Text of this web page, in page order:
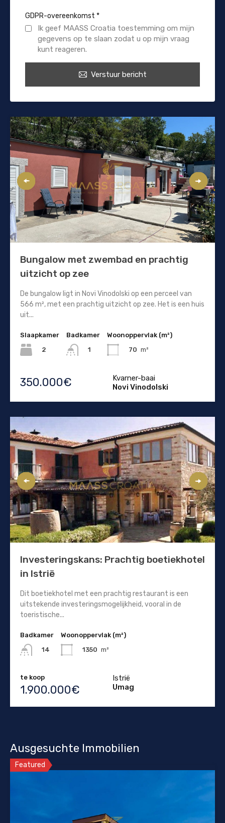
GDPR-overeenkomst *
Ik geef MAASS Croatia toestemming om mijn
gegevens op te slaan zodat u op mijn vraag
kunt reageren.
Verstuur bericht
Bungalow met zwembad en prachtig
uitzicht op zee
De bungalow ligt in Novi Vinodolski op een perceel van
566 m², met een prachtig uitzicht op zee. Het is een huis
uit...
Slaapkamer
2
Badkamer
1
Woonoppervlak (m²)
70 m²
350.000€
Kvarner-baai
Novi Vinodolski
Investeringskans: Prachtig boetiekhotel
in Istrië
Dit boetiekhotel met een prachtig restaurant is een
uitstekende investeringsmogelijkheid, vooral in de
toeristische...
Badkamer
14
Woonoppervlak (m²)
1350 m²
te koop
1.900.000€
Istrië
Umag
Ausgesuchte Immobilien
Featured